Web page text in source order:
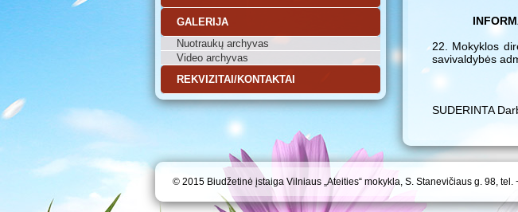
GALERIJA
Nuotraukų archyvas
Video archyvas
REKVIZITAI/KONTAKTAI
22. Mokyklos
savivaldybės
SUDERINTA
© 2015 Biudžetinė įstaiga Vilniaus „Ateities“ mokykla, S. Stanevičiaus g. 98,